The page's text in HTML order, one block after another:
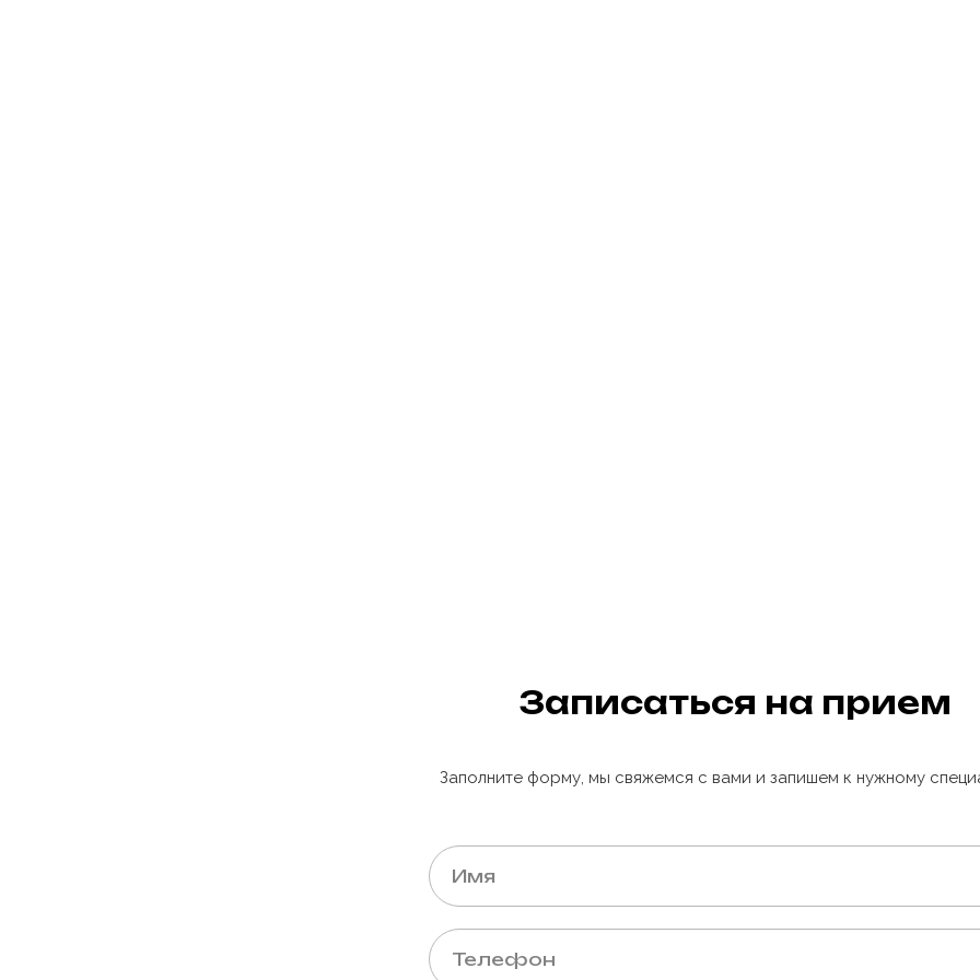
Записаться на прием
Заполните форму, мы свяжемся с вами и запишем к нужному